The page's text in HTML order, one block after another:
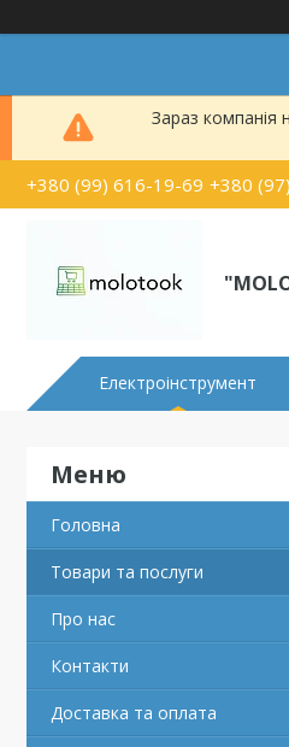
Зараз компанія
+380 (99) 616-19-69 +380
Електроінструмент
Головна
Товари та послуги
Про нас
Контакти
Доставка та оплата